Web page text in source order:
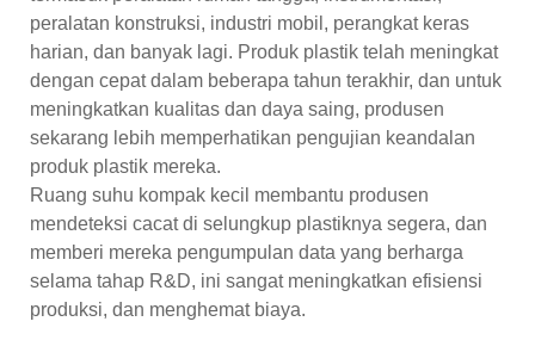
peralatan konstruksi, industri mobil, perangkat keras
harian, dan banyak lagi. Produk plastik telah meningkat
dengan cepat dalam beberapa tahun terakhir, dan untuk
meningkatkan kualitas dan daya saing, produsen
sekarang lebih memperhatikan pengujian keandalan
produk plastik mereka.
Ruang suhu kompak kecil membantu produsen
mendeteksi cacat di selungkup plastiknya segera, dan
memberi mereka pengumpulan data yang berharga
selama tahap R&D, ini sangat meningkatkan efisiensi
produksi, dan menghemat biaya.